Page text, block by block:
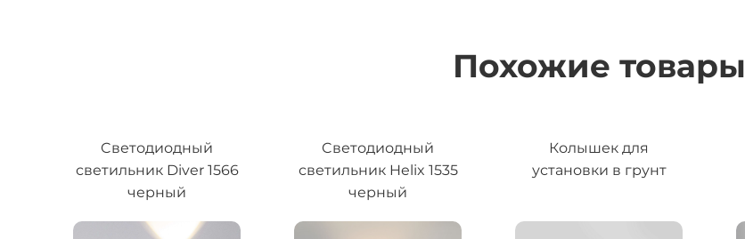
Похожие товары
Cветодиодный
светильник Diver 1566
черный
Cветодиодный
светильник Helix 1535
черный
Колышек для
установки в грунт